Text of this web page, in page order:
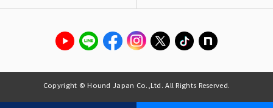
Copyright © Hound Japan Co.,Ltd. All Rights Reserved.